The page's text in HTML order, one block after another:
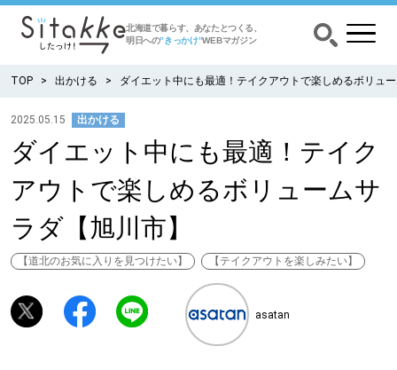
北海道で暮らす、あなたとつくる、
明日への”きっかけ”WEBマガジン
CATEGORY カテゴリー
食べる
出かける
暮らす
TOP 出かける ダイエット中にも最適！テイクアウトで楽しめるボリュ
2025.05.15 出かける
ダイエット中にも最適！テイク
アウトで楽しめるボリュームサ
ラダ【旭川市】
【道北のお気に入りを見つけたい】 【テイクアウトを楽しみたい】
asatan